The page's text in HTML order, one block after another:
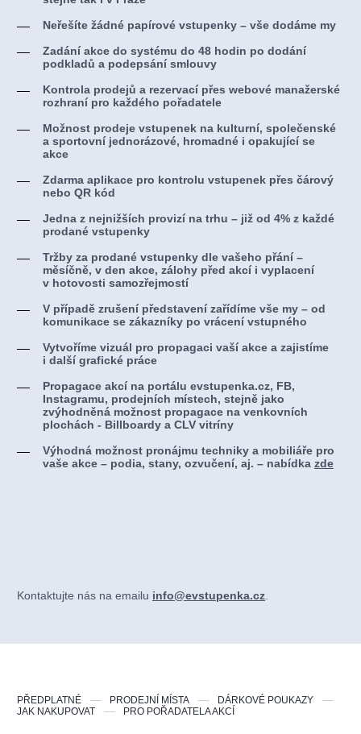
Neřešíte žádné papírové vstupenky – vše dodáme my
Zadání akce do systému do 48 hodin po dodání
podkladů a podepsání smlouvy
Kontrola prodejů a rezervací přes webové manažerské
rozhraní pro každého pořadatele
Možnost prodeje vstupenek na kulturní, společenské
a sportovní jednorázové, hromadné i opakující se
akce
Zdarma aplikace pro kontrolu vstupenek přes čárový
nebo QR kód
Jedna z nejnižších provizí na trhu – již od 4% z každé
prodané vstupenky
Tržby za prodané vstupenky dle vašeho přání –
měsíčně, v den akce, zálohy před akcí i vyplacení
v hotovosti samozřejmostí
V případě zrušení představení zařídíme vše my – od
komunikace se zákazníky po vrácení vstupného
Vytvoříme vizuál pro propagaci vaší akce a zajistíme
i další grafické práce
Propagace akcí na portálu evstupenka.cz, FB,
Instagramu, prodejních místech, stejně jako
zvýhodněná možnost propagace na venkovních
plochách - Billboardy a CLV vitríny
Výhodná možnost pronájmu techniky a mobiliáře pro
vaše akce – podia, stany, ozvučení, aj. – nabídka zde
Kontaktujte nás na emailu info@evstupenka.cz
PŘEDPLATNÉ PRODEJNÍ MÍSTA
DÁRKOVÉ POUKAZY
JAK NAKUPOVAT
PRO POŘADATELA AKCÍ